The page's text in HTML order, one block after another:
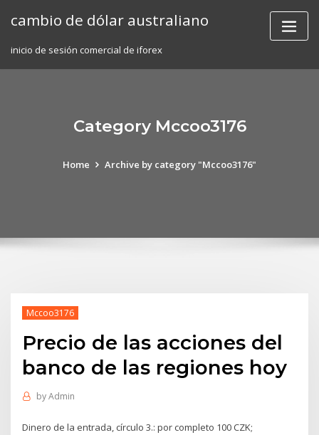
cambio de dólar australiano
inicio de sesión comercial de iforex
Category Mccoo3176
Home Archive by category "Mccoo3176"
Mccoo3176
Precio de las acciones del
banco de las regiones hoy
byAdmin
Dinero de la entrada, círculo 3.: por completo 100 CZK;